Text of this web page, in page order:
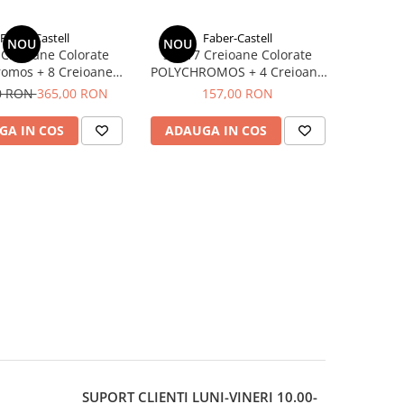
NOU
Faber-Castell
Colorate
+ 8 Creioane
+ Accesorii Faber-
RON365,00 RON
IN COS
NOU Faber-Castell
Set 17 Creioane Colorate
POLYCHROMOS + 4 Creioane
Grafit Matt + Accesorii Faber-
157,00 RON
ADAUGA IN COS
SUPORT CLIENTI LUNI-VINERI 10.00-